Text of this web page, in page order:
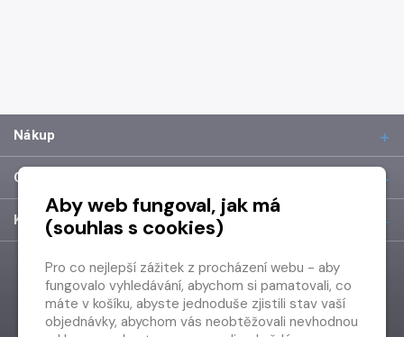
Nákup
O společnosti
Kontakt
Aby web fungoval, jak má
(souhlas s cookies)
Pro co nejlepší zážitek z procházení webu - aby
fungovalo vyhledávání, abychom si pamatovali, co
máte v košíku, abyste jednoduše zjistili stav vaší
objednávky, abychom vás neobtěžovali nevhodnou